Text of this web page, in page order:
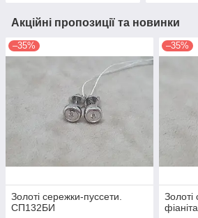
Акційні пропозиції та новинки
–35%
Золоті сережки-пуссети.
СП132БИ
–35%
Золоті